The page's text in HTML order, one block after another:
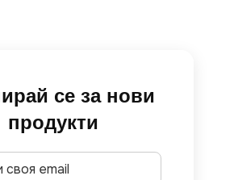
се за нови
продукти